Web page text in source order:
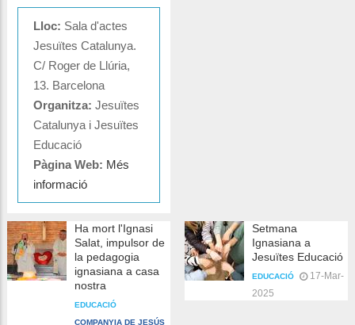
Lloc: Sala d'actes
Jesuïtes Catalunya.
C/ Roger de Llúria,
13. Barcelona
Organitza: Jesuïtes
Catalunya i Jesuïtes
Educació
Pàgina Web: Més
informació
Ha mort l'Ignasi
Salat, impulsor de
la pedagogia
ignasiana a casa
nostra
EDUCACIÓ
COMPANYIA DE JESÚS
Setmana
Ignasiana a
Jesuïtes Educació
EDUCACIÓ
17-Mar-
2025